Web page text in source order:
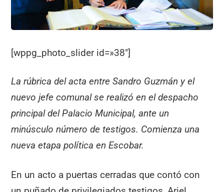
[wppg_photo_slider id=»38″]
La rúbrica del acta entre Sandro Guzmán y el
nuevo jefe comunal se realizó en el despacho
principal del Palacio Municipal, ante un
minúsculo número de testigos. Comienza una
nueva etapa política en Escobar.
En un acto a puertas cerradas que contó con